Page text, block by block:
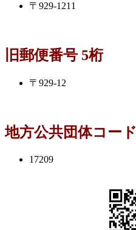
〒929-1211
旧郵便番号 5桁
〒929-12
地方公共団体コード
17209